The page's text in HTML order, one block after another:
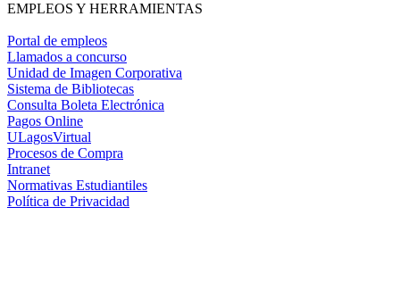
EMPLEOS Y HERRAMIENTAS
Portal de empleos
Llamados a concurso
Unidad de Imagen Corporativa
Sistema de Bibliotecas
Consulta Boleta Electrónica
Pagos Online
ULagosVirtual
Procesos de Compra
Intranet
Normativas Estudiantiles
Política de Privacidad